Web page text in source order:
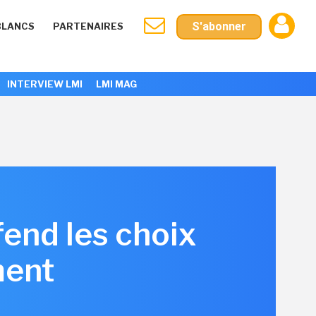
PARTENAIRES S'abonner
INTERVIEW LMI LMI MAG
les choix